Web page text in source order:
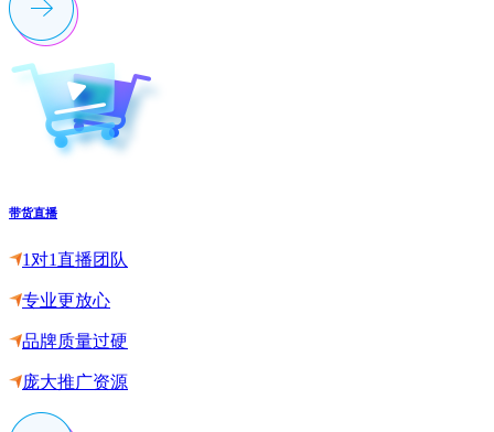
带货直播
1对1直播团队
专业更放心
品牌质量过硬
庞大推广资源